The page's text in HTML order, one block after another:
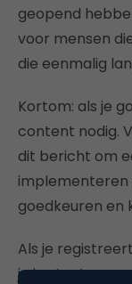
geopend
voor mensen
die eenmalig
Kortom: als je
content nodig.
dit bericht om
implementeren
goedkeuren en
Als je
je in staat om